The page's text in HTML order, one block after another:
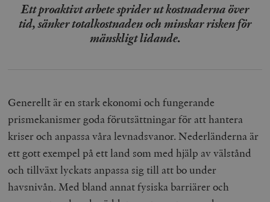
Ett proaktivt arbete sprider ut kostnaderna över
tid, sänker totalkostnaden och minskar risken för
mänskligt lidande.
Generellt är en stark ekonomi och fungerande
prismekanismer goda förutsättningar för att hantera
kriser och anpassa våra levnadsvanor. Nederländerna är
ett gott exempel på ett land som med hjälp av välstånd
och tillväxt lyckats anpassa sig till att bo under
havsnivån. Med bland annat fysiska barriärer och